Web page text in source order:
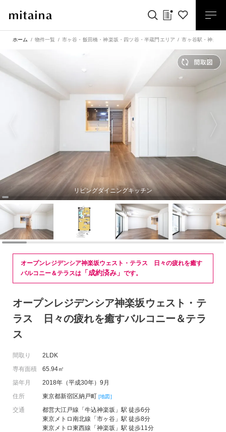
ホーム 物件一覧 市ヶ谷・飯田橋・神楽坂・四ツ谷・半蔵門エリア 市ヶ谷駅 ・神楽坂
リビングダイニングキッチン
オープンレジデンシア神楽坂ウェスト・テラス 日々の疲れを癒す
バルコニー＆テラスは 「成約済み」 です。
オープンレジデンシア神楽坂ウェスト・テ
ラス 日々の疲れを癒すバルコニー＆テラ
ス
間取り
2LDK
専有面積
65.94㎡
築年月
2018年（平成30年）9月
住所
東京都新宿区納戸町 [地図]
交通
都営大江戸線「牛込神楽坂」駅 徒歩6分
東京メトロ南北線「市ヶ谷」駅 徒歩8分
東京メトロ東西線「神楽坂」駅 徒歩11分